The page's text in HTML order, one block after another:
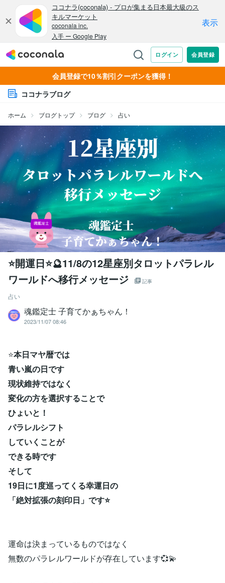
会員登録で10％割引クーポンを獲得！
ココナラブログ
ホーム ブログトップ ブログ 占い
⭐開運日⭐🔮11/8の12星座別タロットパラレル
ワールドへ移行メッセージ
記事
占い
魂鑑定士 子育てかぁちゃん！
2023/11/07 08:46
⭐本日マヤ暦では
青い嵐の日です
現状維持ではなく
変化の方を選択することで
ひょいと！
パラレルシフト
していくことが
できる時です
そして
19日に1度巡ってくる幸運日の
「絶対拡張の刻印日」です⭐
運命は決まっているものではなく
無数のパラレルワールドが存在しています💞💫